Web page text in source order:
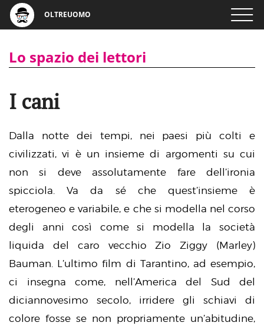
OLTREUOMO
Lo spazio dei lettori
I cani
Dalla notte dei tempi, nei paesi più colti e
civilizzati, vi è un insieme di argomenti su cui
non si deve assolutamente fare dell’ironia
spicciola. Va da sé che quest’insieme è
eterogeneo e variabile, e che si modella nel corso
degli anni così come si modella la società
liquida del caro vecchio Zio Ziggy (Marley)
Bauman. L’ultimo film di Tarantino, ad esempio,
ci insegna come, nell’America del Sud del
diciannovesimo secolo, irridere gli schiavi di
colore fosse se non propriamente un’abitudine,